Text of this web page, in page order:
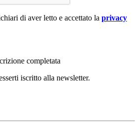
di aver letto e accettato la privacy
completata
iscritto alla newsletter.